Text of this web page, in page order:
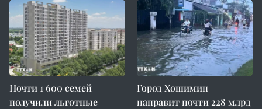
Почти 1 600 семей
получили льготные
Город Хошимин
направит почти 228 млрд